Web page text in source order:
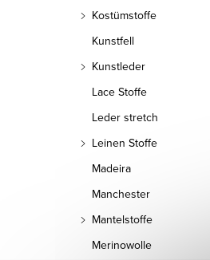
Kostümstoffe
Kunstfell
Kunstleder
Lace Stoffe
Leder stretch
Leinen Stoffe
Madeira
Manchester
Mantelstoffe
Merinowolle